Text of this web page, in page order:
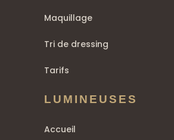
Maquillage
Tri de dressing
Tarifs
LUMINEUSES
Accueil